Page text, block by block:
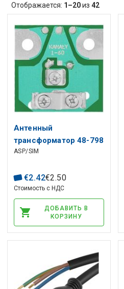
Отображается: 1–20из 42
Антенный
трансформатор 48-798
МГц
ASP/SIM
€2.42€2.50
Стоимость с НДС
ДОБАВИТЬ В
КОРЗИНУ